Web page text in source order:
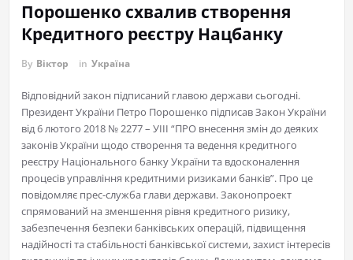
Порошенко схвалив створення
Кредитного реєстру Нацбанку
By Віктор in Україна
Відповідний закон підписаний главою держави сьогодні.
Президент України Петро Порошенко підписав Закон України
від 6 лютого 2018 № 2277 – УІІІ “ПРО внесення змін до деяких
законів України щодо створення та ведення кредитного
реєстру Національного банку України та вдосконалення
процесів управління кредитними ризиками банків”. Про це
повідомляє прес-служба глави держави. Законопроект
спрямований на зменшення рівня кредитного ризику,
забезпечення безпеки банківських операцій, підвищення
надійності та стабільності банківської системи, захист інтересів